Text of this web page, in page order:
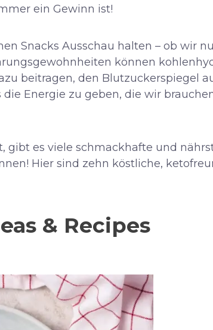
ein Gewinn ist!
Snacks Ausschau halten – ob wir
können
beitragen, den Blutzuckerspiegel
Energie zu geben, die wir
gibt es viele schmackhafte und
Hier sind zehn köstliche,
& Recipes